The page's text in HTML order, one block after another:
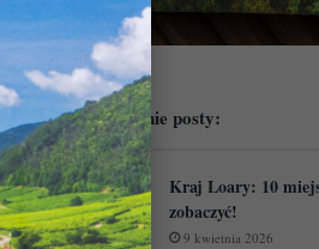
Przeczytaj ostatnie posty:
Kraj Loary: 10
zobaczyć!
9 kwietnia 2026